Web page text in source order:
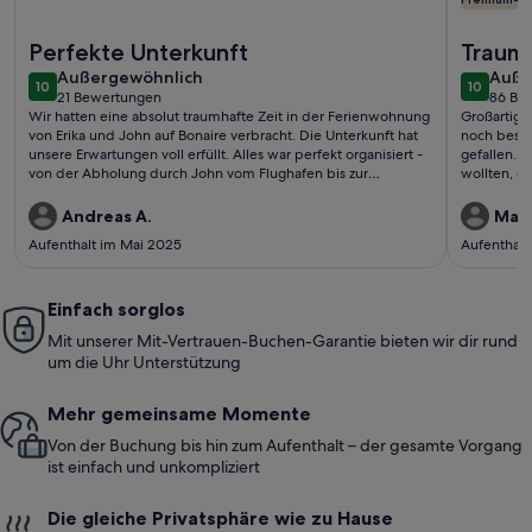
Perfekte Unterkunft
1010 von 10
Außergewöhnlich
außergewöhnlich
21 Bewertungen
(21
bewertungen)
Wir hatten eine absolut traumhafte Zeit in der Ferienwohnung
von Erika und John auf Bonaire verbracht. Die Unterkunft hat
unsere Erwartungen voll erfüllt. Alles war perfekt organisiert -
von der Abholung durch John vom Flughafen bis zur
mit allem ausgestattet, was man für einen erholsamen Urlaub
braucht. Selbst Schnorchelequipment, Strandmatten und
Stühle stehen zur Verfügung.Ein riesiges Dankeschön an die
Moment an Willkommen gefühlt
Andreas A.
Aufenthalt im Mai 2025
1010 von
86
(86
Großartig,
noch
gefallen.
wollten,
Einfach sorglos
Mit unserer Mit-Vertrauen-Buchen-Garantie bieten wir dir rund
um die Uhr Unterstützung
Mehr gemeinsame Momente
Von der Buchung bis hin zum Aufenthalt – der gesamte Vorgang
ist einfach und unkompliziert
Die gleiche Privatsphäre wie zu Hause